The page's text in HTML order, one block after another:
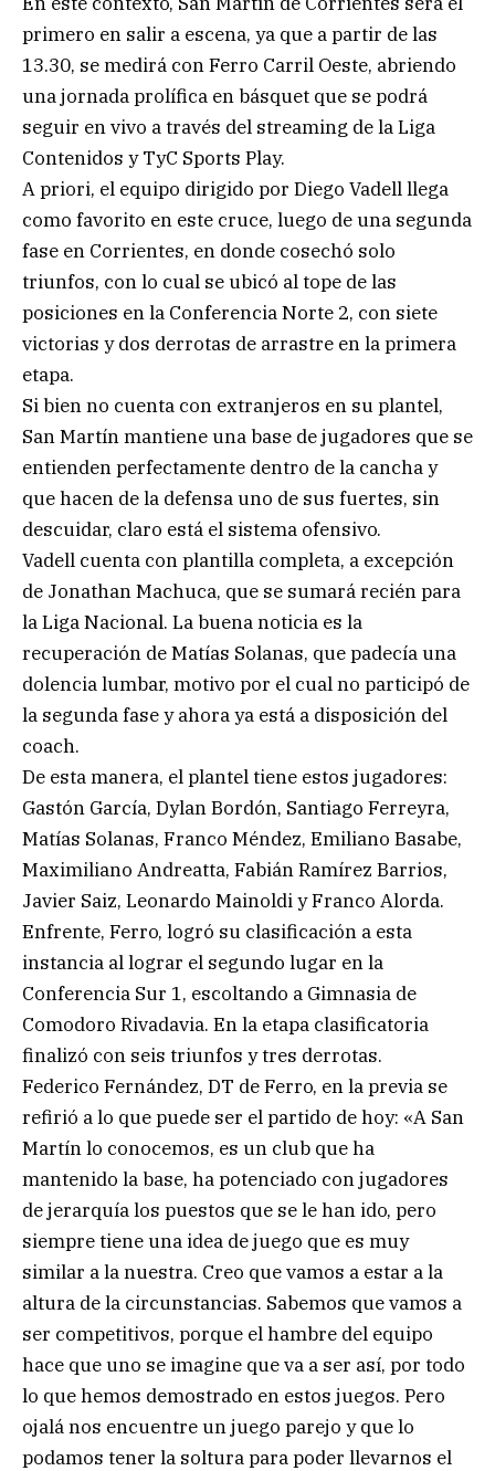
primero en salir a escena, ya que a partir de las
13.30, se medirá con Ferro Carril Oeste, abriendo
una jornada prolífica en básquet que se podrá
seguir en vivo a través del streaming de la Liga
Contenidos y TyC Sports Play.
A priori, el equipo dirigido por Diego Vadell llega
como favorito en este cruce, luego de una segunda
fase en Corrientes, en donde cosechó solo
triunfos, con lo cual se ubicó al tope de las
posiciones en la Conferencia Norte 2, con siete
victorias y dos derrotas de arrastre en la primera
etapa.
Si bien no cuenta con extranjeros en su plantel,
San Martín mantiene una base de jugadores que se
entienden perfectamente dentro de la cancha y
que hacen de la defensa uno de sus fuertes, sin
descuidar, claro está el sistema ofensivo.
Vadell cuenta con plantilla completa, a excepción
de Jonathan Machuca, que se sumará recién para
la Liga Nacional. La buena noticia es la
recuperación de Matías Solanas, que padecía una
dolencia lumbar, motivo por el cual no participó de
la segunda fase y ahora ya está a disposición del
coach.
De esta manera, el plantel tiene estos jugadores:
Gastón García, Dylan Bordón, Santiago Ferreyra,
Matías Solanas, Franco Méndez, Emiliano Basabe,
Maximiliano Andreatta, Fabián Ramírez Barrios,
Javier Saiz, Leonardo Mainoldi y Franco Alorda.
Enfrente, Ferro, logró su clasificación a esta
instancia al lograr el segundo lugar en la
Conferencia Sur 1, escoltando a Gimnasia de
Comodoro Rivadavia. En la etapa clasificatoria
finalizó con seis triunfos y tres derrotas.
Federico Fernández, DT de Ferro, en la previa se
refirió a lo que puede ser el partido de hoy: «A San
Martín lo conocemos, es un club que ha
mantenido la base, ha potenciado con jugadores
de jerarquía los puestos que se le han ido, pero
siempre tiene una idea de juego que es muy
similar a la nuestra. Creo que vamos a estar a la
altura de la circunstancias. Sabemos que vamos a
ser competitivos, porque el hambre del equipo
hace que uno se imagine que va a ser así, por todo
lo que hemos demostrado en estos juegos. Pero
ojalá nos encuentre un juego parejo y que lo
podamos tener la soltura para poder llevarnos el